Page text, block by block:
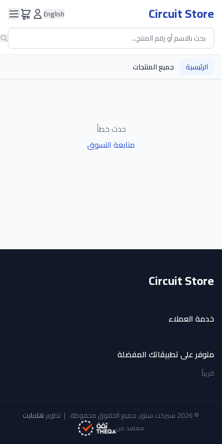
Circuit Store
English
الرئيسية جميع المنتجات
حدث خطأ
متابعة التسوق
Circuit Store
خدمة العملاء
متوفر على تطبيقاتك المفضلة
قريباً
© 2026 سيركت ستور. جميع الحقوق محفوظة. | تطويرهلابايت
معتمد من